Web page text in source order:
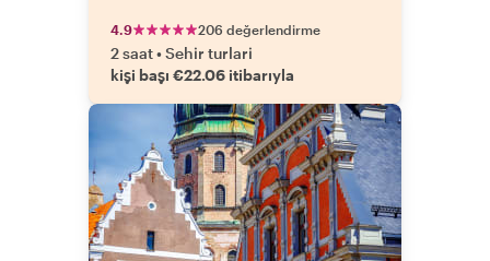
4.9 206 değerlendirme
2 saat•Sehir turlari
kişi başı €22.06 itibarıyla